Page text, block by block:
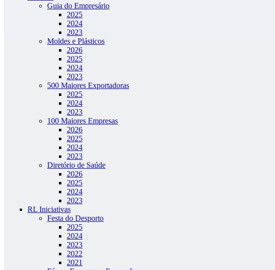
Guia do Empresário
2025
2024
2023
Moldes e Plásticos
2026
2025
2024
2023
500 Maiores Exportadoras
2025
2024
2023
100 Maiores Empresas
2026
2025
2024
2023
Diretório de Saúde
2026
2025
2024
2023
RL Iniciativas
Festa do Desporto
2025
2024
2023
2022
2021